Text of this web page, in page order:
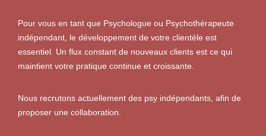
Pour vous en tant que Psychologue ou Psychothérapeute
indépendant, le développement de votre clientèle est
essentiel. Un flux constant de nouveaux clients est ce qui
maintient votre pratique continue et croissante.
Nous recrutons actuellement des psy indépendants, afin de
proposer une collaboration.